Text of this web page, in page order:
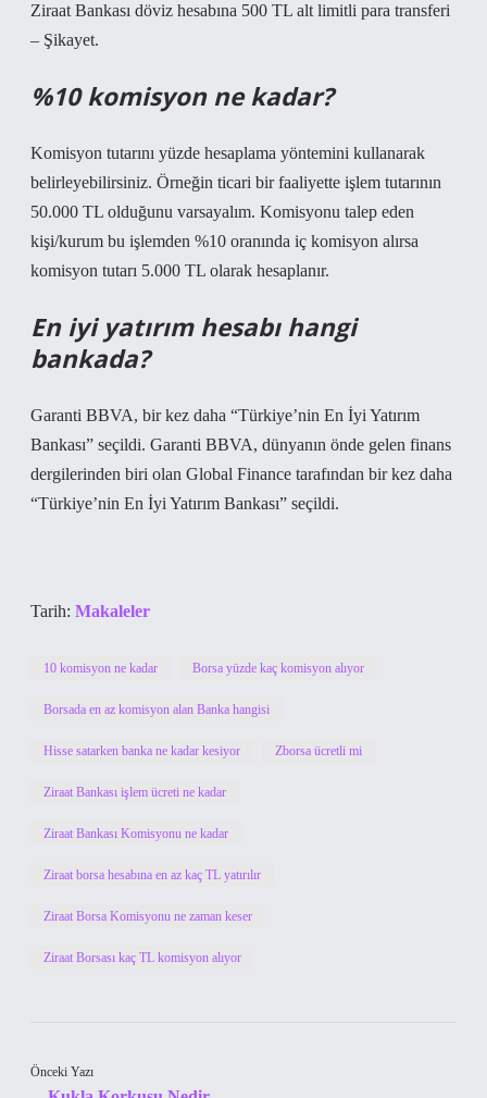
Ziraat Bankası döviz hesabına 500 TL alt limitli para transferi
– Şikayet.
%10 komisyon ne kadar?
Komisyon tutarını yüzde hesaplama yöntemini kullanarak
belirleyebilirsiniz. Örneğin ticari bir faaliyette işlem tutarının
50.000 TL olduğunu varsayalım. Komisyonu talep eden
kişi/kurum bu işlemden %10 oranında iç komisyon alırsa
komisyon tutarı 5.000 TL olarak hesaplanır.
En iyi yatırım hesabı hangi
bankada?
Garanti BBVA, bir kez daha “Türkiye’nin En İyi Yatırım
Bankası” seçildi. Garanti BBVA, dünyanın önde gelen finans
dergilerinden biri olan Global Finance tarafından bir kez daha
“Türkiye’nin En İyi Yatırım Bankası” seçildi.
Tarih: Makaleler
10 komisyon ne kadar Borsa yüzde kaç komisyon alıyor
Borsada en az komisyon alan Banka hangisi
Hisse satarken banka ne kadar kesiyor Zborsa ücretli mi
Ziraat Bankası işlem ücreti ne kadar
Ziraat Bankası Komisyonu ne kadar
Ziraat borsa hesabına en az kaç TL yatırılır
Ziraat Borsa Komisyonu ne zaman keser
Ziraat Borsası kaç TL komisyon alıyor
Önceki Yazı